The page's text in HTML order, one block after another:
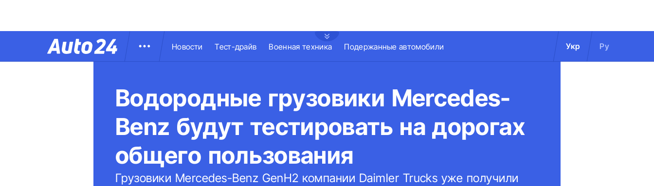
Новости Тест-драйв Военная техника Подержанные автомобили Укр Ру
Водородные грузовики Mercedes-
Benz будут тестировать на дорогах
общего пользования
Грузовики Mercedes-Benz GenH2 компании Daimler Trucks уже получили